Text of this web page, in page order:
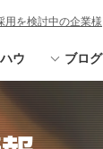
ウ ブログ
用を検討中の企業様